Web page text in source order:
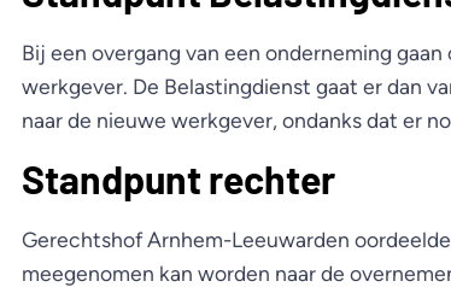
Bij een overgang van een onderneming
werkgever. De Belastingdienst gaat er dan
naar de nieuwe werkgever, ondanks dat er
Standpunt rechter
Gerechtshof Arnhem-Leeuwarden
meegenomen kan worden naar de